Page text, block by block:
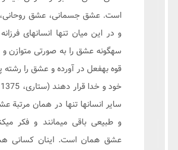
است. عشق جسمانی، عشق
و در این میان تنها انسانهای
سهگونه عشق را به صورتی متوازن و
قوه بهفعل در آورده و عشق را رشته
سایر انسانها تنها در همان مرتبة
و طبیعی باقی میمانند و فکر
عشق همان است. اینان کسانی